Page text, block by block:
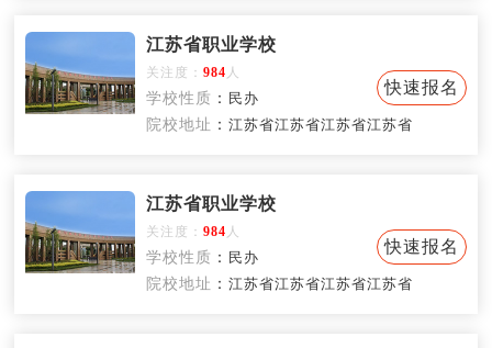
江苏省职业学校
关注度：984 人
快速报名
学校性质 ： 民办
院校地址 ：江苏省江苏省江苏省江苏省
江苏省职业学校
关注度：984 人
快速报名
学校性质 ： 民办
院校地址 ：江苏省江苏省江苏省江苏省